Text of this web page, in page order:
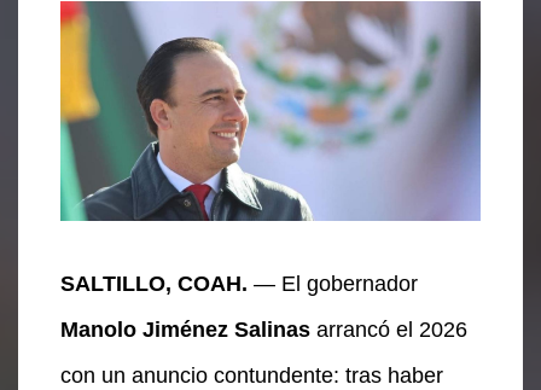
SALTILLO, COAH. — El gobernador
Manolo Jiménez Salinas arrancó el 2026
con un anuncio contundente: tras haber